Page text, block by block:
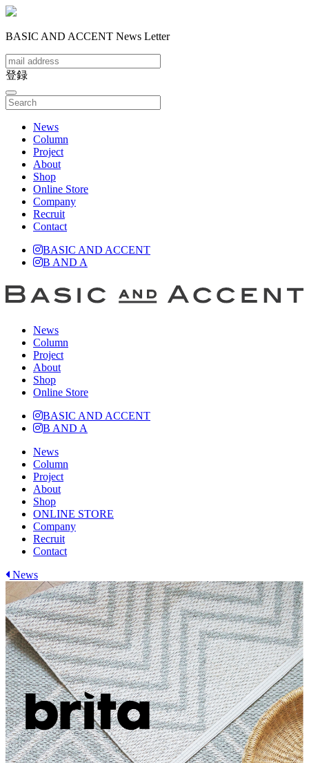
BASIC AND ACCENT News Letter
登録
toggle
navigation
News
Column
Project
About
Shop
Online Store
Company
Recruit
Contact
BASIC AND ACCENT
B AND A
News
Column
Project
About
Shop
Online Store
BASIC AND ACCENT
B AND A
News
Column
Project
About
Shop
ONLINE STORE
Company
Recruit
Contact
News